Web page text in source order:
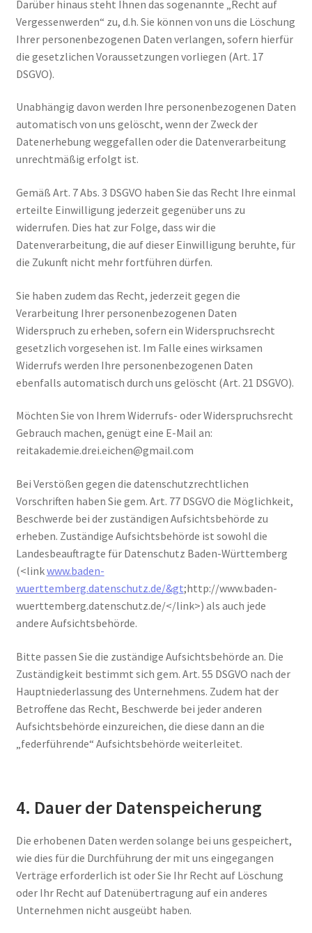
Darüber hinaus steht Ihnen das sogenannte „Recht auf
Vergessenwerden“ zu, d.h. Sie können von uns die Löschung
Ihrer personenbezogenen Daten verlangen, sofern hierfür
die gesetzlichen Voraussetzungen vorliegen (Art. 17
DSGVO).
Unabhängig davon werden Ihre personenbezogenen Daten
automatisch von uns gelöscht, wenn der Zweck der
Datenerhebung weggefallen oder die Datenverarbeitung
unrechtmäßig erfolgt ist.
Gemäß Art. 7 Abs. 3 DSGVO haben Sie das Recht Ihre einmal
erteilte Einwilligung jederzeit gegenüber uns zu
widerrufen. Dies hat zur Folge, dass wir die
Datenverarbeitung, die auf dieser Einwilligung beruhte, für
die Zukunft nicht mehr fortführen dürfen.
Sie haben zudem das Recht, jederzeit gegen die
Verarbeitung Ihrer personenbezogenen Daten
Widerspruch zu erheben, sofern ein Widerspruchsrecht
gesetzlich vorgesehen ist. Im Falle eines wirksamen
Widerrufs werden Ihre personenbezogenen Daten
ebenfalls automatisch durch uns gelöscht (Art. 21 DSGVO).
Möchten Sie von Ihrem Widerrufs- oder Widerspruchsrecht
Gebrauch machen, genügt eine E-Mail an:
reitakademie.drei.eichen@gmail.com
Bei Verstößen gegen die datenschutzrechtlichen
Vorschriften haben Sie gem. Art. 77 DSGVO die Möglichkeit,
Beschwerde bei der zuständigen Aufsichtsbehörde zu
erheben. Zuständige Aufsichtsbehörde ist sowohl die
Landesbeauftragte für Datenschutz Baden-Württemberg
(<linkwww.baden-
wuerttemberg.datenschutz.de/&gt;http://www.baden-
wuerttemberg.datenschutz.de/</link>) als auch jede
andere Aufsichtsbehörde.
Bitte passen Sie die zuständige Aufsichtsbehörde an. Die
Zuständigkeit bestimmt sich gem. Art. 55 DSGVO nach der
Hauptniederlassung des Unternehmens. Zudem hat der
Betroffene das Recht, Beschwerde bei jeder anderen
Aufsichtsbehörde einzureichen, die diese dann an die
„federführende“ Aufsichtsbehörde weiterleitet.
4. Dauer der Datenspeicherung
Die erhobenen Daten werden solange bei uns gespeichert,
wie dies für die Durchführung der mit uns eingegangen
Verträge erforderlich ist oder Sie Ihr Recht auf Löschung
oder Ihr Recht auf Datenübertragung auf ein anderes
Unternehmen nicht ausgeübt haben.